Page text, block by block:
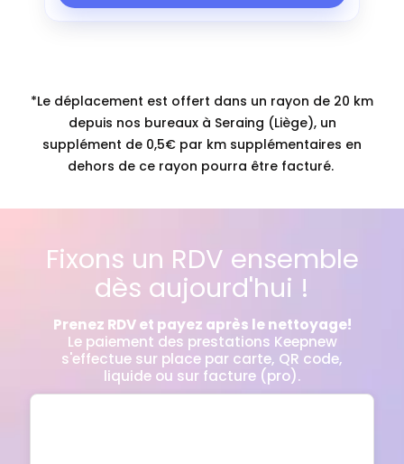
*Le déplacement est offert dans un rayon de 20 km
depuis nos bureaux à Seraing (Liège), un
supplément de 0,5€ par km supplémentaires en
dehors de ce rayon pourra être facturé.
Fixons un RDV ensemble
dès aujourd'hui !
Prenez RDV et payez après le nettoyage!
Le paiement des prestations Keepnew
s'effectue sur place par carte, QR code,
liquide ou sur facture (pro).